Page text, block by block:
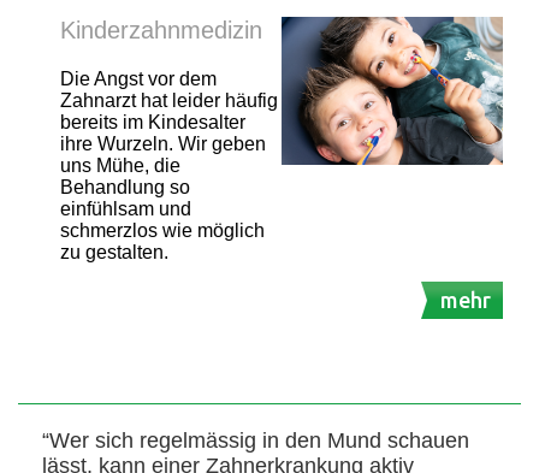
Kinderzahnmedizin
Die Angst vor dem
Zahnarzt hat leider häufig
bereits im Kindesalter
ihre Wurzeln. Wir geben
uns Mühe, die
Behandlung so
einfühlsam und
schmerzlos wie möglich
zu gestalten.
mehr
“Wer sich regelmässig in den Mund schauen
lässt, kann einer Zahnerkrankung aktiv